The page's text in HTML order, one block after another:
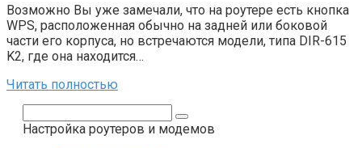
Возможно Вы уже замечали, что на роутере есть кнопка
WPS, расположенная обычно на задней или боковой
части его корпуса, но встречаются модели, типа DIR-615
K2, где она находится…
Читать полностью
Настройка роутеров и модемов